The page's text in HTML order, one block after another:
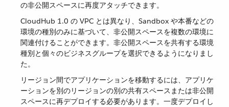
の非公開スペースに再度アタッチできます。
CloudHub 1.0 の VPC とは異なり、Sandbox や本番などの
環境の種別のみに基づいて、非公開スペースを複数の環境に
関連付けることができます。非公開スペースを共有する環境
種別と個々のビジネスグループを選択できるようになりまし
た。
リージョン間でアプリケーションを移動するには、アプリケ
ーションを別のリージョンの別の共有スペースまたは非公開
スペースに再デプロイする必要があります。一度デプロイし